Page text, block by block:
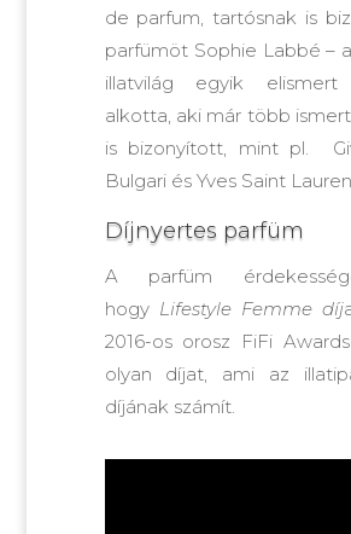
de parfum, tartósnak is
parfümöt Sophie Labbé –
illatvilág egyik elismert
alkotta, aki már több
is bizonyított, mint pl.
Bulgari és Yves Saint
Díjnyertes parfüm
A parfüm
hogy Lifestyle Femme díj
2016-os orosz FiFi
olyan díjat, ami az
díjának számít.